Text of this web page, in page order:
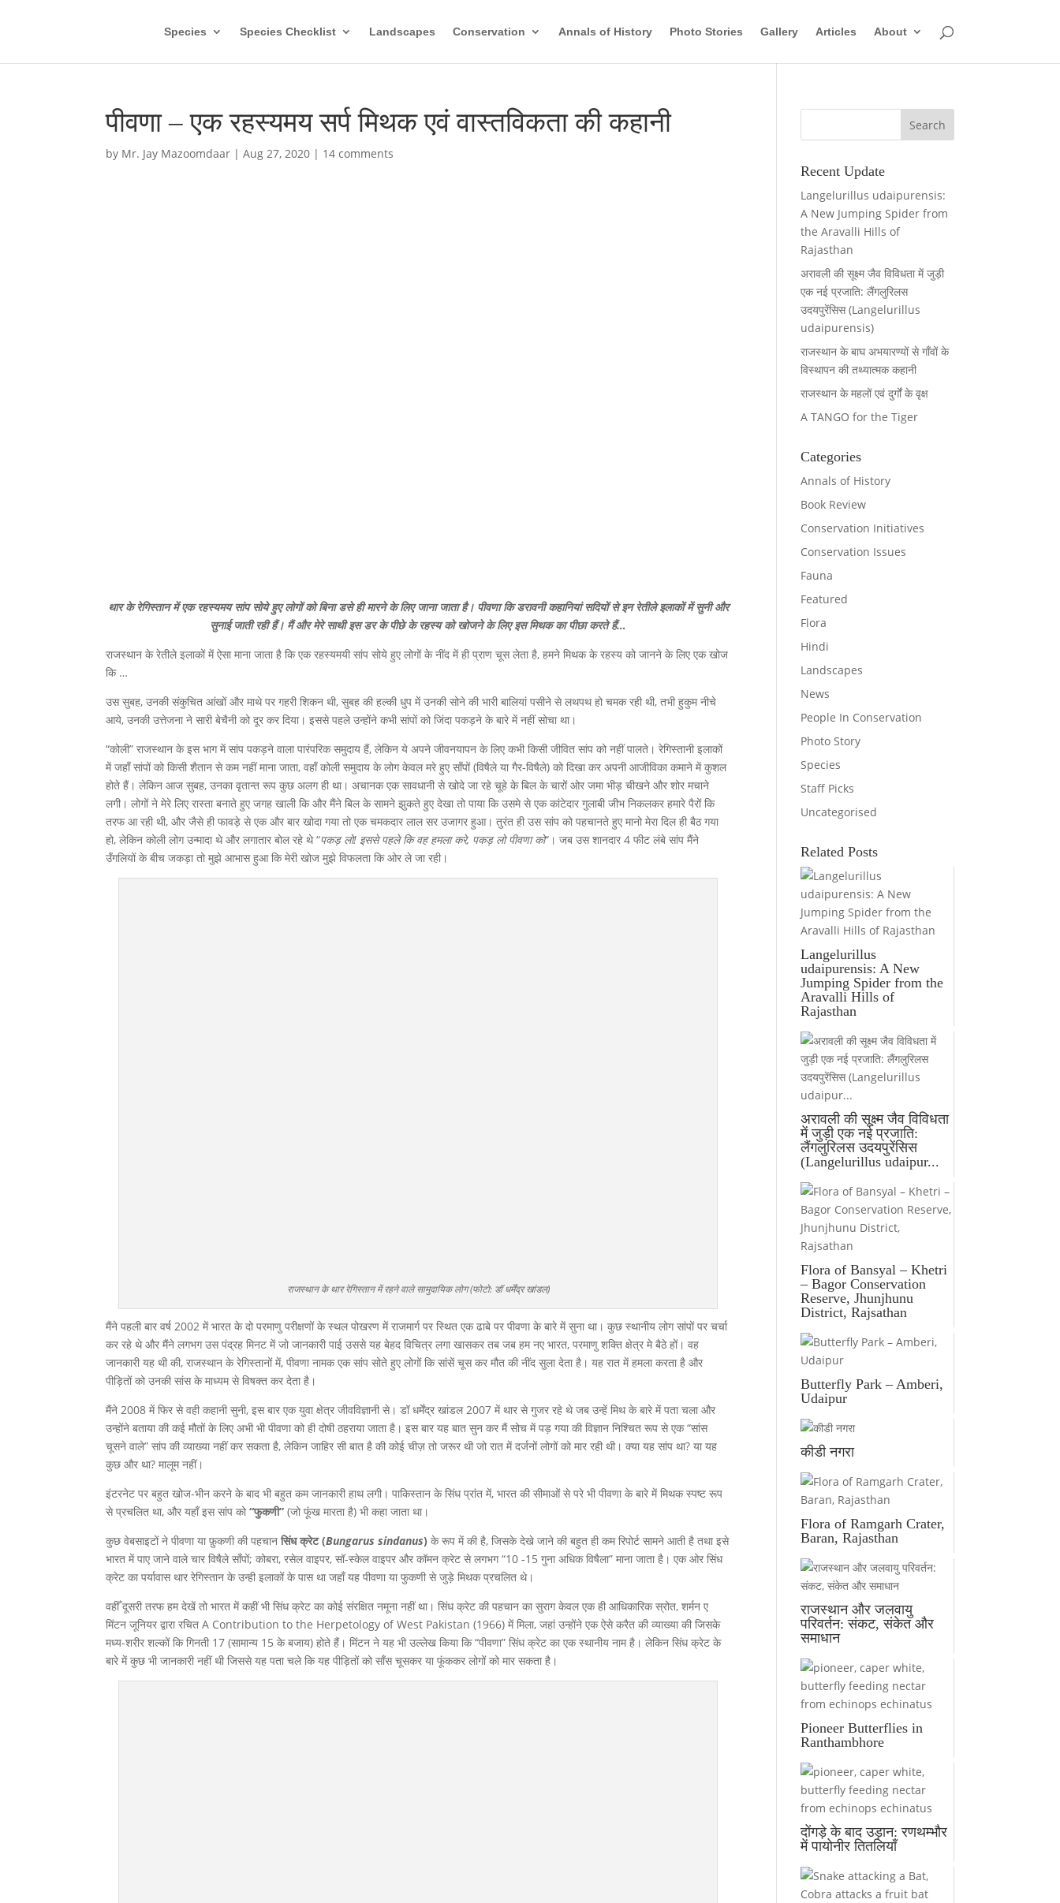
Species Species Checklist Landscapes Conservation Annals of History Photo Stories Gallery Articles About
पीवणा – एक रहस्यमय सर्प मिथक एवं वास्तविकता की कहानी
by Mr. Jay Mazoomdaar |Aug 27, 2020 | 14 comments
थार के रेगिस्तान में एक रहस्यमय सांप सोये हुए लोगों को बिना डसे ही मारने के लिए जाना जाता है। पीवणा कि डरावनी कहानियां सदियों से इन रेतीले इलाकों में सुनी और
सुनाई जाती रही हैं। मैं और मेरे साथी इस डर के पीछे के रहस्य को खोजने के लिए इस मिथक का पीछा करते हैं…
राजस्थान के रेतीले इलाकों में ऐसा माना जाता है कि एक रहस्यमयी सांप सोये हुए लोगों के नींद में ही प्राण चूस लेता है, हमने मिथक के रहस्य को जानने के लिए एक खोज
कि …
उस सुबह, उनकी संकुचित आंखों और माथे पर गहरी शिकन थी, सुबह की हल्की धुप में उनकी सोने की भारी बालियां पसीने से लथपथ हो चमक रही थी, तभी हुकुम नीचे
आये, उनकी उत्तेजना ने सारी बेचैनी को दूर कर दिया। इससे पहले उन्होंने कभी सांपों को जिंदा पकड़ने के बारे में नहीं सोचा था।
“कोली” राजस्थान के इस भाग में सांप पकड़ने वाला पारंपरिक समुदाय हैं, लेकिन ये अपने जीवनयापन के लिए कभी किसी जीवित सांप को नहीं पालते। रेगिस्तानी इलाकों
में जहाँ सांपों को किसी शैतान से कम नहीं माना जाता, वहाँ कोली समुदाय के लोग केवल मरे हुए साँपों (विषैले या गैर-विषैले) को दिखा कर अपनी आजीविका कमाने में कुशल
होते हैं। लेकिन आज सुबह, उनका वृतान्त रूप कुछ अलग ही था। अचानक एक सावधानी से खोदे जा रहे चूहे के बिल के चारों ओर जमा भीड़ चीखने और शोर मचाने
लगी। लोगों ने मेरे लिए रास्ता बनाते हुए जगह खाली कि और मैंने बिल के सामने झुकते हुए देखा तो पाया कि उसमे से एक कांटेदार गुलाबी जीभ निकलकर हमारे पैरों कि
तरफ आ रही थी, और जैसे ही फावड़े से एक और बार खोदा गया तो एक चमकदार लाल सर उजागर हुआ। तुरंत ही उस सांप को पहचानते हुए मानो मेरा दिल ही बैठ गया
हो, लेकिन कोली लोग उन्मादा थे और लगातार बोल रहे थे “पकड़ लो! इससे पहले कि वह हमला करे, पकड़ लो पीवणा को“। जब उस शानदार 4 फीट लंबे सांप मैंने
उँगलियों के बीच जकड़ा तो मुझे आभास हुआ कि मेरी खोज मुझे विफलता कि ओर ले जा रही।
राजस्थान के थार रेगिस्तान में रहने वाले सामुदायिक लोग (फोटो: डॉ धर्मेंद्र खांडल)
मैंने पहली बार वर्ष 2002 में भारत के दो परमाणु परीक्षणों के स्थल पोखरण में राजमार्ग पर स्थित एक ढाबे पर पीवणा के बारे में सुना था। कुछ स्थानीय लोग सांपों पर चर्चा
कर रहे थे और मैंने लगभग उस पंद्रह मिनट में जो जानकारी पाई उससे यह बेहद विचित्र लगा खासकर तब जब हम नए भारत, परमाणु शक्ति क्षेत्र मे बैठे हों। वह
जानकारी यह थी की, राजस्थान के रेगिस्तानों में, पीवणा नामक एक सांप सोते हुए लोगों कि सांसें चूस कर मौत की नींद सुला देता है। यह रात में हमला करता है और
पीड़ितों को उनकी सांस के माध्यम से विषक्त कर देता है।
मैंने 2008 में फिर से वही कहानी सुनी, इस बार एक युवा क्षेत्र जीवविज्ञानी से। डॉ धर्मेंद्र खांडल 2007 में थार से गुजर रहे थे जब उन्हें मिथ के बारे में पता चला और
उन्होंने बताया की कई मौतों के लिए अभी भी पीवणा को ही दोषी ठहराया जाता है। इस बार यह बात सुन कर मैं सोच में पड़ गया की विज्ञान निश्चित रूप से एक “सांस
चूसने वाले” सांप की व्याख्या नहीं कर सकता है, लेकिन जाहिर सी बात है की कोई चीज़ तो जरूर थी जो रात में दर्जनों लोगों को मार रही थी। क्या यह सांप था? या यह
कुछ और था? मालूम नहीं।
इंटरनेट पर बहुत खोज-भीन करने के बाद भी बहुत कम जानकारी हाथ लगी। पाकिस्तान के सिंध प्रांत में, भारत की सीमाओं से परे भी पीवणा के बारे में मिथक स्पष्ट रूप
से प्रचलित था, और यहाँ इस सांप को“फुकणी” (जो फूंख मारता है) भी कहा जाता था।
कुछ वेबसाइटों ने पीवणा या फ़ुकणी की पहचानसिंध क्रेट (Bungarus sindanus) के रूप में की है, जिसके देखे जाने की बहुत ही कम रिपोर्ट सामने आती है तथा इसे
भारत में पाए जाने वाले चार विषैले साँपों; कोबरा, रसेल वाइपर, सॉ-स्केल वाइपर और कॉमन क्रेट से लगभग “10 -15 गुना अधिक विषैला” माना जाता है। एक ओर सिंध
क्रेट का पर्यावास थार रेगिस्तान के उन्ही इलाकों के पास था जहाँ यह पीवणा या फुकणी से जुड़े मिथक प्रचलित थे।
वहीँ दूसरी तरफ हम देखें तो भारत में कहीं भी सिंध क्रेट का कोई संरक्षित नमूना नहीं था। सिंध क्रेट की पहचान का सुराग केवल एक ही आधिकारिक स्रोत, शर्मन ए
मिंटन जूनियर द्वारा रचित A Contribution to the Herpetology of West Pakistan (1966) में मिला, जहां उन्होंने एक ऐसे करैत की व्याख्या की जिसके
मध्य-शरीर शल्कों कि गिनती 17 (सामान्य 15 के बजाय) होते हैं। मिंटन ने यह भी उल्लेख किया कि “पीवणा” सिंध क्रेट का एक स्थानीय नाम है। लेकिन सिंध क्रेट के
बारे में कुछ भी जानकारी नहीं थी जिससे यह पता चले कि यह पीड़ितों को साँस चूसकर या फूंककर लोगों को मार सकता है।
Recent Update
Langelurillus udaipurensis:
A New Jumping Spider from
the Aravalli Hills of
Rajasthan
अरावली की सूक्ष्म जैव विविधता में जुड़ी
एक नई प्रजाति: लैंगलुरिलस
उदयपुरेंसिस (Langelurillus
udaipurensis)
राजस्थान के बाघ अभयारण्यों से गाँवों के
विस्थापन की तथ्यात्मक कहानी
राजस्थान के महलों एवं दुर्गों के वृक्ष
A TANGO for the Tiger
Categories
Annals of History
Book Review
Conservation Initiatives
Conservation Issues
Fauna
Featured
Flora
Hindi
Landscapes
News
People In Conservation
Photo Story
Species
Staff Picks
Uncategorised
Related Posts
Langelurillus
udaipurensis: A New
Jumping Spider from the
Aravalli Hills of
Rajasthan
अरावली की सूक्ष्म जैव विविधता
में जुड़ी एक नई प्रजाति:
लैंगलुरिलस उदयपुरेंसिस
(Langelurillus udaipur...
Flora of Bansyal – Khetri
– Bagor Conservation
Reserve, Jhunjhunu
District, Rajsathan
Butterfly Park – Amberi,
Udaipur
कीडी नगरा
Flora of Ramgarh Crater,
Baran, Rajasthan
राजस्थान और जलवायु
परिवर्तन: संकट, संकेत और
समाधान
Pioneer Butterflies in
Ranthambhore
दोंगड़े के बाद उड़ान: रणथम्भौर
में पायोनीर तितलियाँ